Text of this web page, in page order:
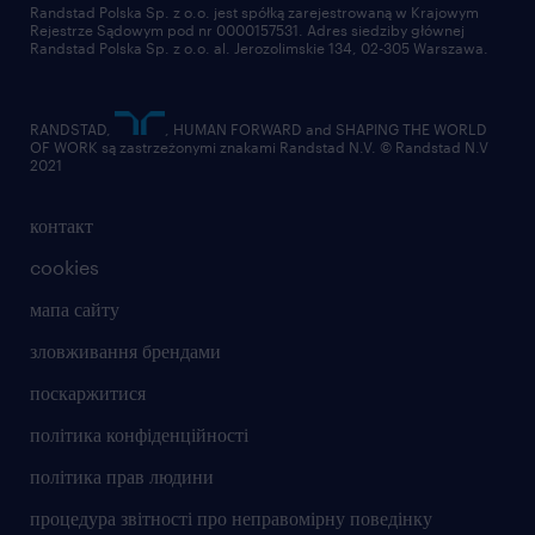
контакт
cookies
мапа сайту
зловживання брендами
поскаржитися
політика конфіденційності
політика прав людини
процедура звітності про неправомірну поведінку
Randstad Polska Sp. z o.o. jest spółką zarejestrowaną w Krajowym
Rejestrze Sądowym pod nr 0000157531. Adres siedziby głównej
Randstad Polska Sp. z o.o. al. Jerozolimskie 134, 02-305 Warszawa.
RANDSTAD,
, HUMAN FORWARD and SHAPING THE WORLD
OF WORK są zastrzeżonymi znakami Randstad N.V. © Randstad N.V
2021